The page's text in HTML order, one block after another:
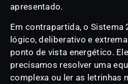
apresentado.
Em contrapartida, o Sistema
lógico, deliberativo e
ponto de vista energético.
precisamos resolver uma
complexa ou ler as letrinhas